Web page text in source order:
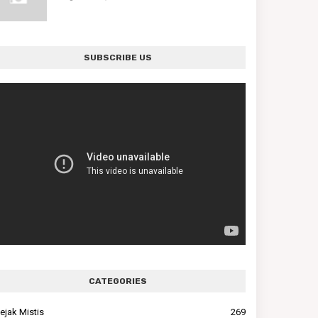
SUBSCRIBE US
CATEGORIES
Mistis 269